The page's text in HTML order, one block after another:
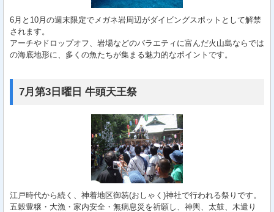
6月と10月の週末限定でメガネ岩周辺がダイビングスポットとして解禁
されます。
アーチやドロップオフ、岩場などのバラエティに富んだ火山島ならでは
の海底地形に、多くの魚たちが集まる魅力的なポイントです。
7月第3日曜日 牛頭天王祭
江戸時代から続く、神着地区御笏(おしゃく)神社で行われる祭りです。
五穀豊穣・大漁・家内安全・無病息災を祈願し、神輿、太鼓、木遣り